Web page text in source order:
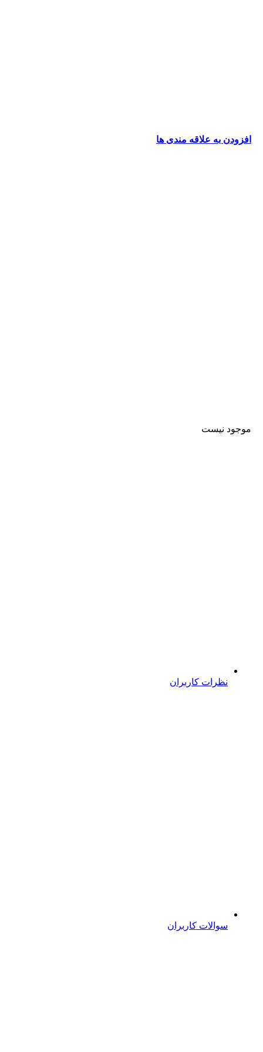
افزودن به علاقه مندی ها
موجود نیست
نظرات کاربران
سوالات کاربران